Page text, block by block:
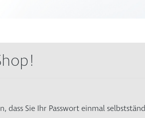
Sie Ihr Passwort einmal